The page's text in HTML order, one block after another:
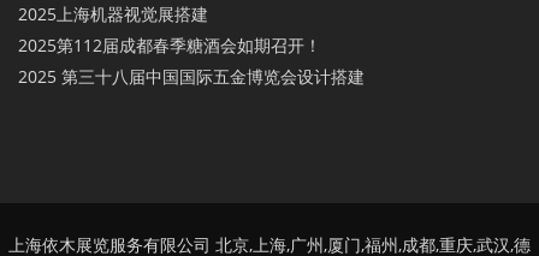
2025上海机器视觉展搭建
2025第112届成都春季糖酒会如期召开！
2025 第三十八届中国国际五金博览会设计搭建
上海依木展览服务有限公司 北京,上海,广州,厦门,福州,成都,重庆,武汉,德